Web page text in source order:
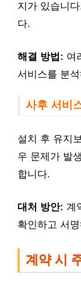
지가 있습니
다.
해결 방법: 여
서비스를 분
사후 서비
설치 후 유지
우 문제가 발
합니다.
대처 방안: 계
확인하고 서
계약 시